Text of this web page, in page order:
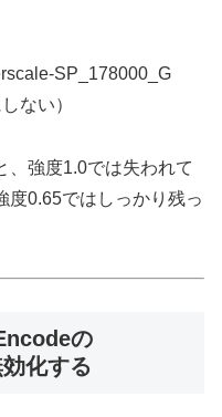
SP_178000_G
ない）
、強度1.0では失われて
度0.65ではしっかり残っ
の
化する